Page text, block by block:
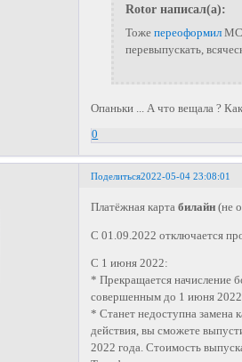
Rotor написал(а):
Тоже переоформил
перевыпускать,
Опаньки ... А что вещала ?
0
Поделиться2022-05-04 23:08:01
Платёжная картабилайн (не
С 01.09.2022 отключается
С 1 июня 2022:
* Прекращается начисление
совершенным до 1 июня 2022
* Станет недоступна замена
действия, вы сможете
2022 года. Стоимость